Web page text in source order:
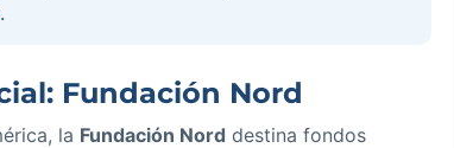
Fundación Nord
la Fundación Nord destina fondos